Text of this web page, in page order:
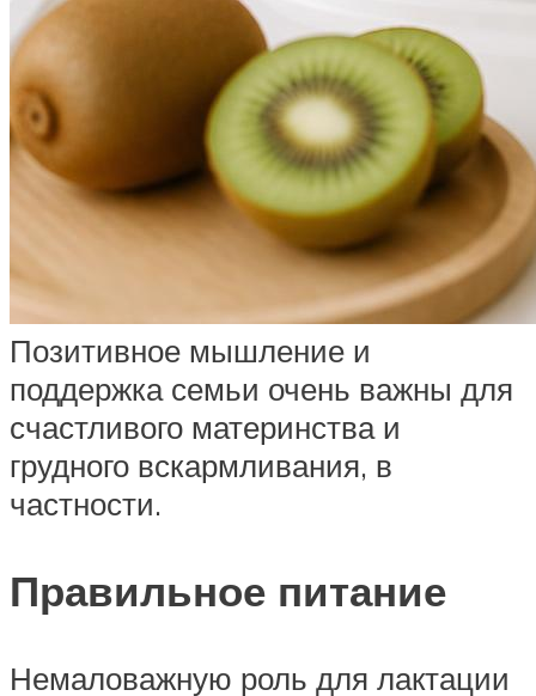
Позитивное мышление и
поддержка семьи очень важны для
счастливого материнства и
грудного вскармливания, в
частности.
Правильное питание
Немаловажную роль для лактации